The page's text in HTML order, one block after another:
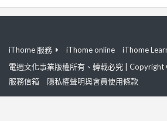
iThome 服務 iThome online
iThome
電週文化事業版權所有、轉載必究 |
服務信箱
隱私權聲明與會員使用條款